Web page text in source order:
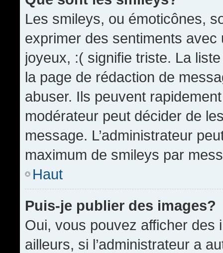
Les smileys, ou émoticônes,
exprimer des sentiments
joyeux, :( signifie triste. La
la page de rédaction de
abuser. Ils peuvent
modérateur peut décider de
message. L’administrateur
maximum de smileys par
Haut
Puis-je publier des images?
Oui, vous pouvez afficher
ailleurs, si l’administrateur a